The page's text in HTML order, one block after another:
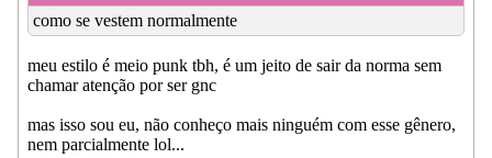
como se vestem normalmente
meu estilo é meio punk tbh, é um jeito de sair da norma sem
chamar atenção por ser gnc
mas isso sou eu, não conheço mais ninguém com esse gênero,
nem parcialmente lol...